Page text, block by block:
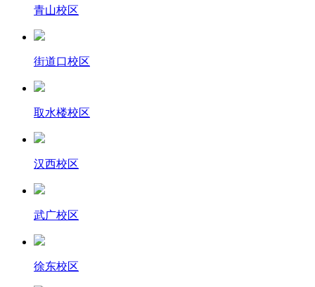
青山校区
街道口校区
取水楼校区
汉西校区
武广校区
徐东校区